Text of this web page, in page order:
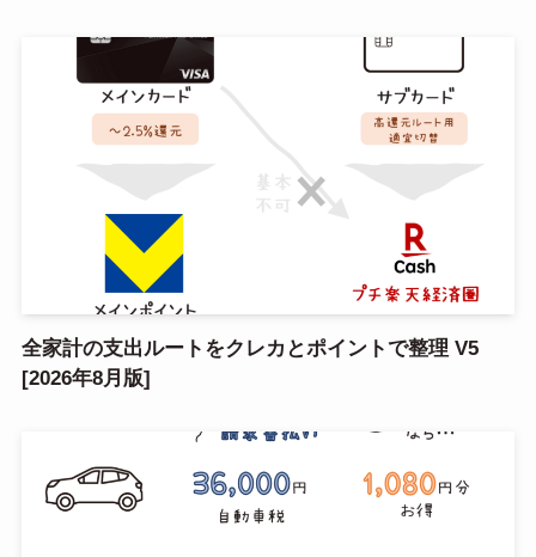
全家計の支出ルートをクレカとポイントで整理 V5
[2026年8月版]